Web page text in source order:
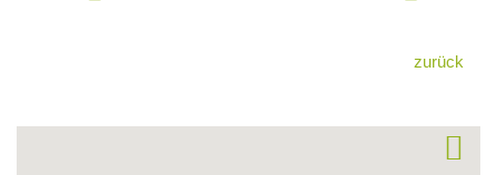
zurück